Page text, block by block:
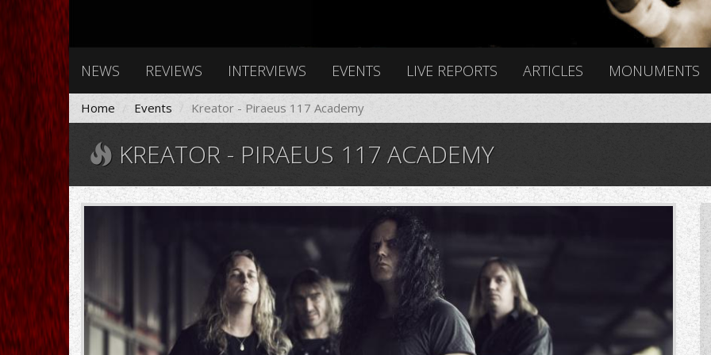
NEWS REVIEWS INTERVIEWS EVENTS LIVE REPORTS ARTICLES MONUMENTS
Home Events Kreator - Piraeus 117 Academy
KREATOR - PIRAEUS 117 ACADEMY
Kreator2016e.jpg